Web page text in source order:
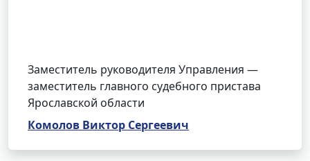
Заместитель руководителя Управления —
заместитель главного судебного пристава
Ярославской области
Комолов Виктор Сергеевич